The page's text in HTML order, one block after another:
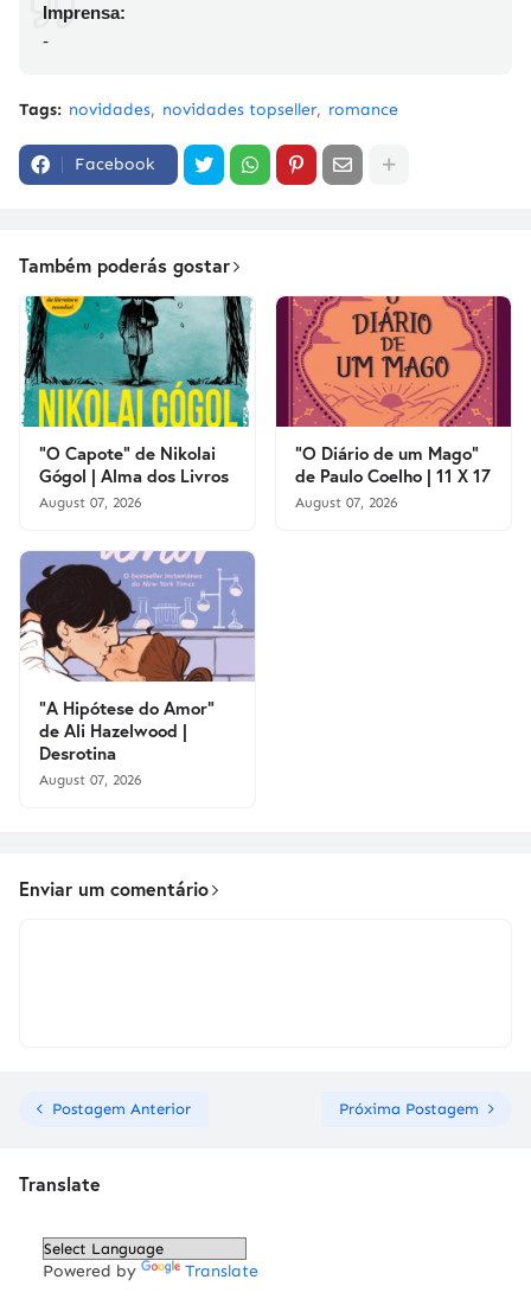
Imprensa:
-
Tags: novidades novidades topseller romance
Facebook
Também poderás gostar
"O Capote" de Nikolai
Gógol | Alma dos Livros
August 07, 2026
"O Diário de um Mago"
de Paulo Coelho | 11 X 17
August 07, 2026
"A Hipótese do Amor"
de Ali Hazelwood |
Desrotina
August 07, 2026
Enviar um comentário
Postagem Anterior Próxima Postagem
Translate
Powered by Translate